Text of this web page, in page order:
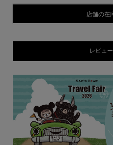
店舗の在
レビュ